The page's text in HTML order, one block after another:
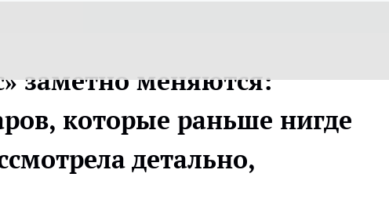
заметно меняются:
которые раньше нигде
детально,